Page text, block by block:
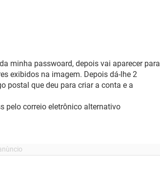
minha passwoard, depois vai aparecer para
exibidos na imagem. Depois dá-lhe 2
postal que deu para criar a conta e a
pelo correio eletrônico alternativo